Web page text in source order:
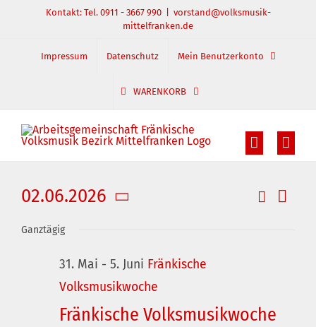
springen
Kontakt: Tel. 0911 - 3667 990
vorstand@volksmusik-
mittelfranken.de
Impressum Datenschutz Mein Benutzerkonto
WARENKORB
Suche
Tag
02.06.2026
wählen.
Ganztägig
Fränkische Volksmusikwoche
31. Mai - 5. Juni Fränkische
Volksmusikwoche